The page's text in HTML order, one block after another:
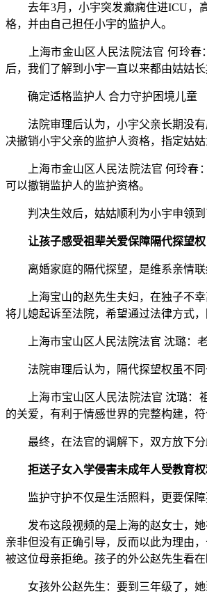
去年3月，小宇突发癫痫住进ICU，高
格，并由自己担任小宇的监护人。
上海市金山区人民法院法官 何玲春：
后，我们了解到小宇一直以来都由姑姑
确定适格监护人 合力守护困境儿童
法院审理后认为，小宇父亲长期没有
决撤销小宇父亲的监护人资格，指定姑姑
上海市金山区人民法院法官 何玲春：
可以撤销监护人的监护资格。
判决生效后，姑姑顺利为小宇申领到
让孩子感受祖辈关爱保障隔代探望权
离婚家庭的隔代探望，是维系亲情联
上海宝山的赵先生夫妇，在独子不幸
将儿媳起诉至法院，希望通过法律方式，
上海市宝山区人民法院法官 沈璐：老
法院审理后认为，隔代探望权虽不同
上海市宝山区人民法院法官 沈璐：祖
的关爱，有利于情感世界的完整构建，
最终，在法官的调解下，双方放下分
拒送子女入学侵害未成年人受教育权
监护守护不仅是生活照料，更要保障
发布这段视频的是上海的赵女士，她
亲非但没有正确引导，反而以此为理由
被这位母亲拒绝。孩子的外公赵先生看在
女孩外公赵先生：要到三年级了，她